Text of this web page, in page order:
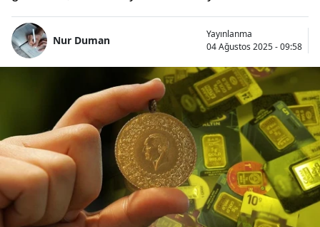
Nur Duman
Yayınlanma
04 Ağustos 2025 - 09:58